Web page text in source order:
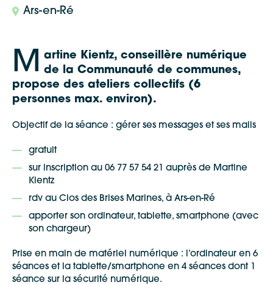
Ars-en-Ré
M artine Kientz, conseillère numérique
de la Communauté de communes,
propose des ateliers collectifs (6
personnes max. environ).
Objectif de la séance : gérer ses messages et ses mails
gratuit
sur inscription au 06 77 57 54 21 auprès de Martine
Kientz
rdv au Clos des Brises Marines, à Ars-en-Ré
apporter son ordinateur, tablette, smartphone (avec
son chargeur)
Prise en main de matériel numérique : l’ordinateur en 6
séances et la tablette/smartphone en 4 séances dont 1
séance sur la sécurité numérique.
Google Maps